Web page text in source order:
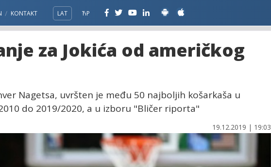
KONTAKT LAT ЋР
za Jokića od američkog
Nagetsa, uvršten je među 50 najboljih košarkaša u
do 2019/2020, a u izboru "Bličer riporta"
19.12.2019 | 19:03